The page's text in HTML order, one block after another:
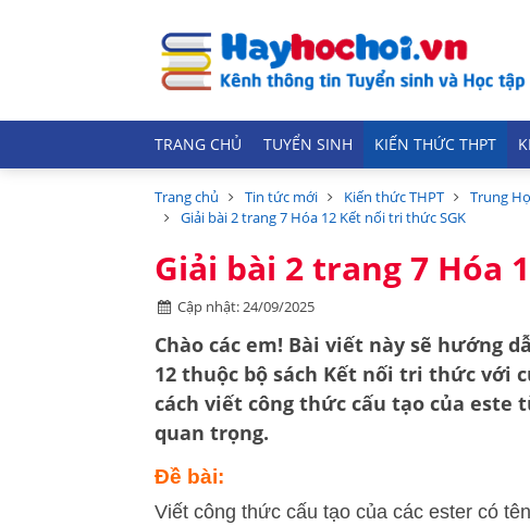
TRANG CHỦ TUYỂN SINH KIẾN THỨC THPT
Trang chủ Tin tức mới Kiến thức THPT Trung
Giải bài 2 trang 7 Hóa 12 Kết nối tri thức SGK
Giải bài 2 trang 7 Hóa
Cập nhật: 24/09/2025
Chào các em! Bài viết này sẽ hướng
12 thuộc bộ sách Kết nối tri thức với
cách viết công thức cấu tạo của este
quan trọng.
Đề bài:
Viết công thức cấu tạo của các ester có